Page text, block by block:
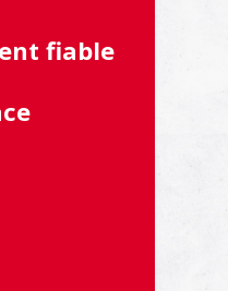
fiable